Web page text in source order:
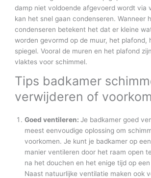
damp niet voldoende afgevoerd wordt via
kan het snel gaan condenseren. Wanneer
condenseren betekent het dat er kleine
worden gevormd op de muur, het plafond,
spiegel. Vooral de muren en het plafond
vlaktes voor schimmel.
Tips badkamer
verwijderen of
Goed ventileren: Je badkamer goed
meest eenvoudige oplossing om
voorkomen. Je kunt je badkamer op
manier ventileren door het raam open
na het douchen en het enige tijd op
Naast natuurlijke ventilatie maken ook